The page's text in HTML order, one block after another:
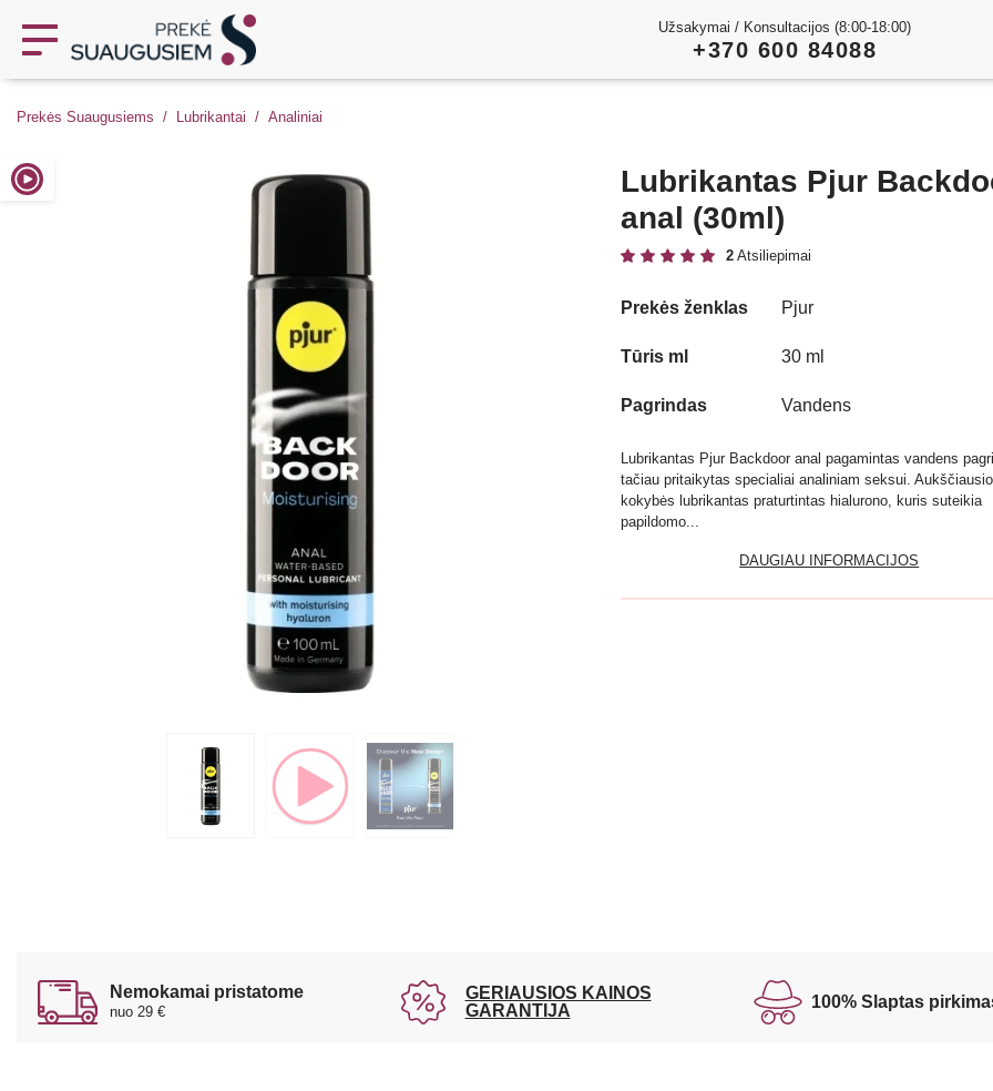
Užsakymai / Konsultacijos (8:00-18:00)
+370 600 84088
Prekės Suaugusiems Lubrikantai Analiniai
Lubrikantas Pjur
anal (30ml)
2 Atsiliepimai
Prekės ženklas Pjur
Tūris ml 30 ml
Pagrindas Vandens
Lubrikantas Pjur Backdoor anal pagamintas vandens
tačiau pritaikytas specialiai analiniam seksui.
kokybės lubrikantas praturtintas hialurono, kuris suteikia
papildomo...
DAUGIAU INFORMACIJOS
Nemokamai pristatome
nuo 29 €
GERIAUSIOS KAINOS
GARANTIJA
100% Slaptas